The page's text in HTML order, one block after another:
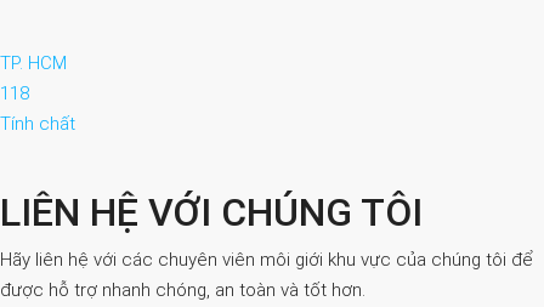
TP. HCM
118
Tính chất
LIÊN HỆ VỚI CHÚNG TÔI
Hãy liên hệ với các chuyên viên môi giới khu vực của chúng tôi để
được hỗ trợ nhanh chóng, an toàn và tốt hơn.